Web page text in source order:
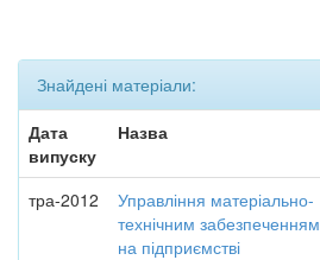
Знайдені матеріали:
Дата
випуску
Назва
тра-2012
Управління матеріально-
технічним забезпеченням
на підприємстві